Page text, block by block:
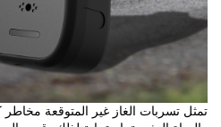
تمثل تسربات الغاز غير المتوقعة مخاطر